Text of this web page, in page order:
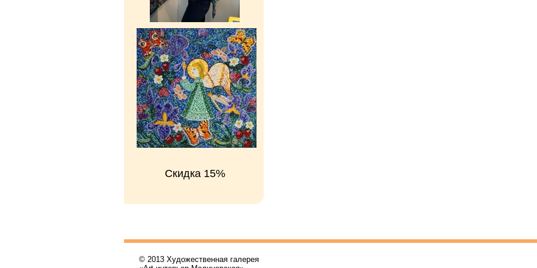
Скидка 15%
© 2013 Художественная галерея